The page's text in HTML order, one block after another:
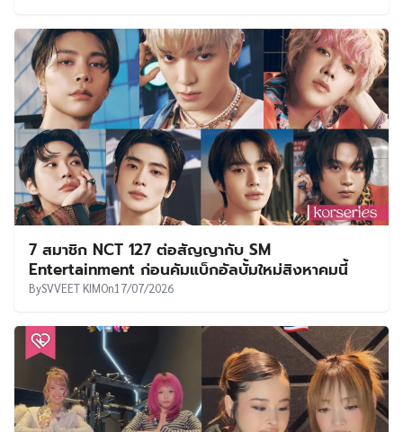
7 สมาชิก NCT 127 ต่อสัญญากับ SM
Entertainment ก่อนคัมแบ็กอัลบั้มใหม่สิงหาคมนี้
BySVVEET KIMOn17/07/2026